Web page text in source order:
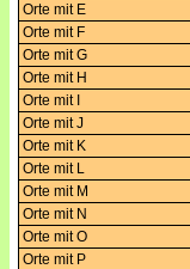
Orte mit E
Orte mit F
Orte mit G
Orte mit H
Orte mit I
Orte mit J
Orte mit K
Orte mit L
Orte mit M
Orte mit N
Orte mit O
Orte mit P